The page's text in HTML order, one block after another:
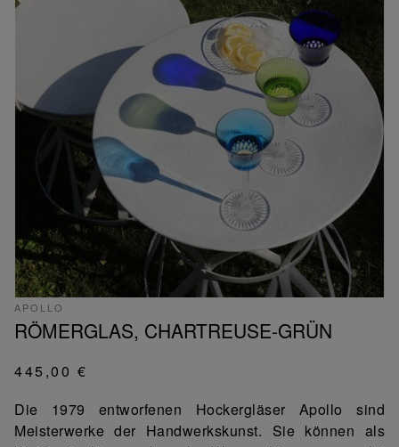
APOLLO
RÖMERGLAS, CHARTREUSE-GRÜN
445,00 €
Die 1979 entworfenen Hockergläser Apollo sind
Meisterwerke der Handwerkskunst. Sie können als